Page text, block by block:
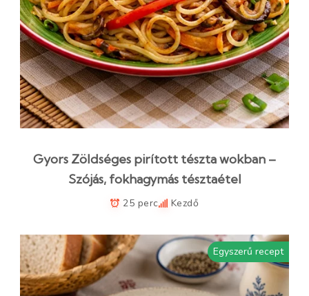
Gyors Zöldséges pirított tészta wokban –
Szójás, fokhagymás tésztaétel
25 perc Kezdő
Egyszerű recept